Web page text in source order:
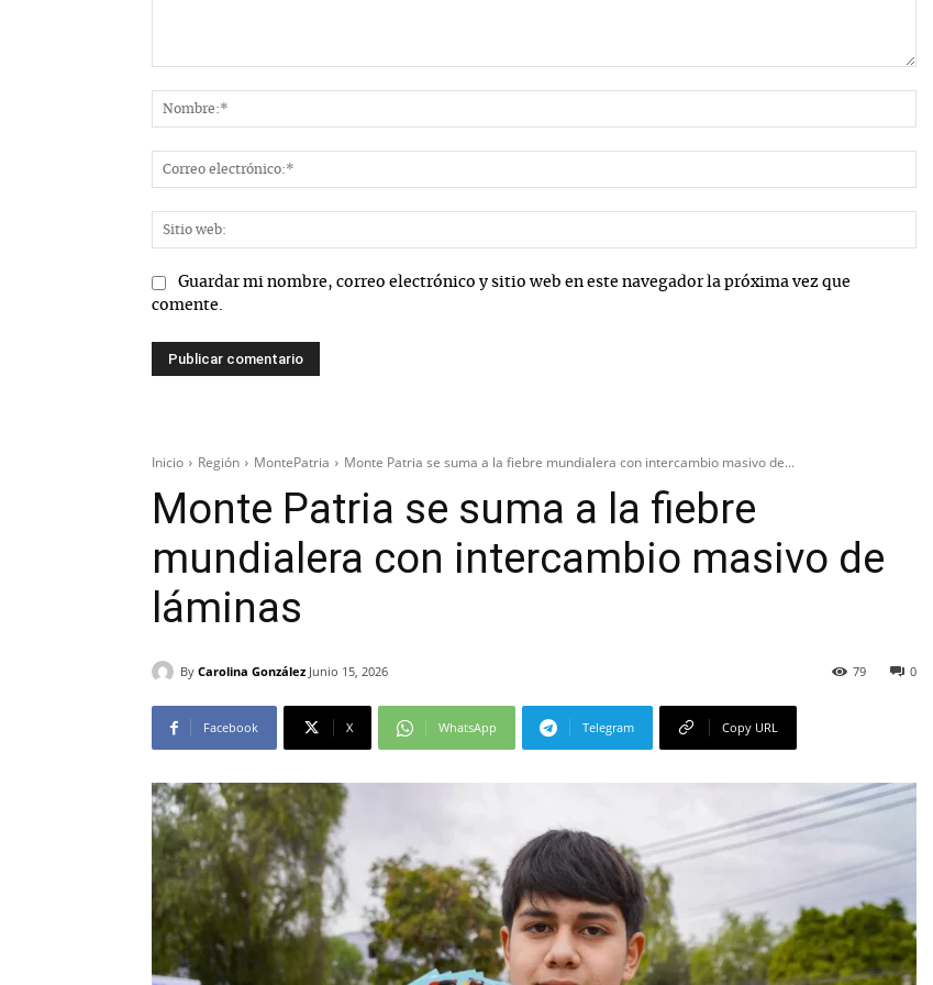
Guardar mi nombre, correo electrónico y sitio web en este navegador la próxima vez que
comente.